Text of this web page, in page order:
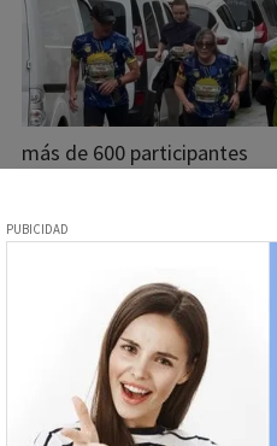
más de 600 participantes
XIII Carrera
Zofío
Redacción
08/05/2026